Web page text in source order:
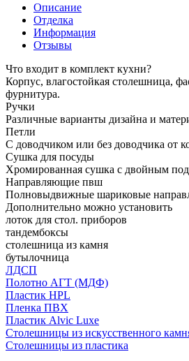
Описание
Отделка
Информация
Отзывы
Что входит в комплект кухни?
Корпус, влагостойкая столешница,
фурнитура.
Ручки
Различные варианты дизайна и
Петли
С доводчиком или без доводчика от
Сушка для посуды
Хромированная сушка с двойным
Направляющие пвш
Полновыдвижные шариковые
Дополнительно можно установить
лоток для стол. приборов
тандембоксы
столешница из камня
бутылочница
ЛДСП
Полотно АГТ (МДФ)
Пластик HPL
Пленка ПВХ
Пластик Alvic Luxe
Столешницы из искусственного
Столешницы из пластика